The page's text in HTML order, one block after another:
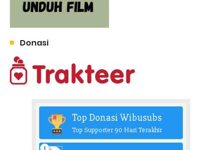
Donasi